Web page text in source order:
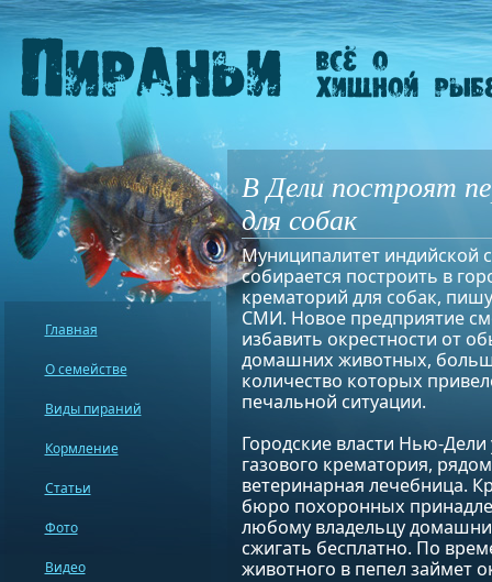
В Дели построят
для собак
Муниципалитет индийской
собирается построить в
крематорий для собак,
СМИ. Новое предприятие
избавить окрестности от
домашних животных,
количество которых
печальной ситуации.
Городские власти Нью-
газового крематория,
ветеринарная лечебница.
бюро похоронных
любому владельцу
сжигать бесплатно. По
животного в пепел займет
Главная
О семействе
Виды пираний
Кормление
Статьи
Фото
Видео